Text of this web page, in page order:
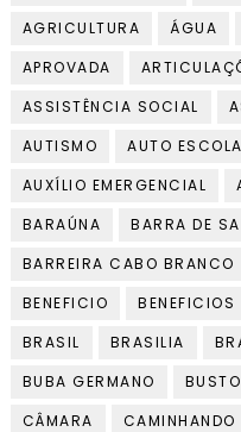
AGRICULTURA
ÁGUA
APROVADA
ASSISTÊNCIA SOCIAL
AUTISMO
AUTO ESCOLA
AUXÍLIO EMERGENCIAL
BARAÚNA
BARRA DE
BARREIRA CABO BRANCO
BENEFICIO
BENEFICIOS
BRASIL
BRASILIA
BUBA GERMANO
CÂMARA
CAMINHANDO